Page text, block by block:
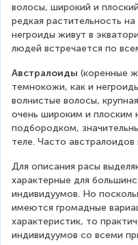
волосы, широкий и
редкая растительность
негроиды живут в
людей встречается по
Австралоиды (коренные
темнокожи, как и
волнистые волосы,
очень широким и
подбородком,
теле. Часто
Для описания расы
характерные для
индивидуумов. Но
имеются громадные
характеристик, то
индивидуумов со всеми